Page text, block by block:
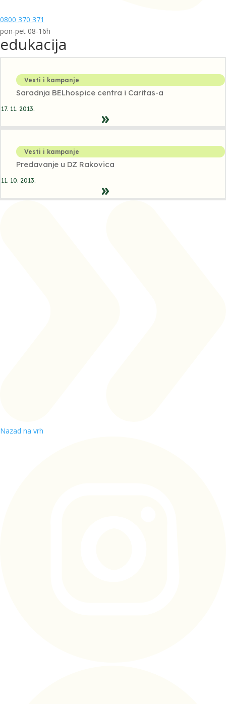
0800 370 371
pon-pet 08-16h
edukacija
Vesti i kampanje
Saradnja BELhospice centra i Caritas-a
17. 11. 2013.
Vesti i kampanje
Predavanje u DZ Rakovica
11. 10. 2013.
Nazad na vrh